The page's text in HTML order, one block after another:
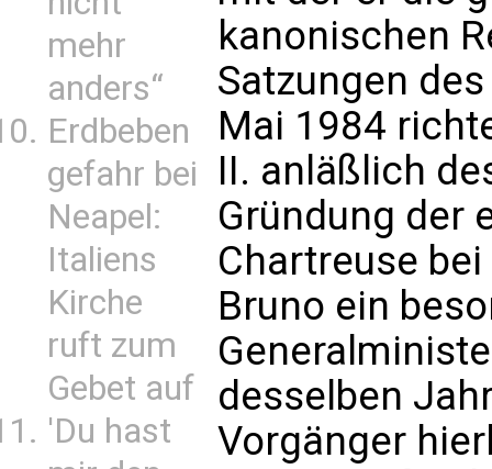
mehr
anders“
Erdbeben
gefahr bei
Neapel:
Italiens
Kirche
ruft zum
Gebet auf
'Du hast
kanonischen
Satzungen
Mai 1984
II. anläßlich
Gründung der
Chartreuse
Bruno ein
desselben
Vorgänger